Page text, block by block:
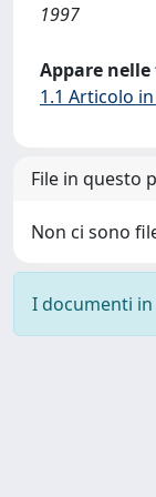
1997
Appare
1.1 Articolo
File in questo
Non ci sono
I documenti